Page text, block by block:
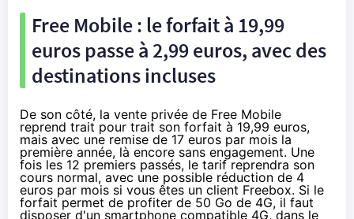
Free Mobile : le forfait à 19,99
euros passe à 2,99 euros, avec des
destinations incluses
De son côté, la vente privée de Free Mobile
reprend trait pour trait son forfait à 19,99 euros,
mais avec une remise de 17 euros par mois la
première année, là encore sans engagement. Une
fois les 12 premiers passés, le tarif reprendra son
cours normal, avec une possible réduction de 4
euros par mois si vous êtes un client Freebox. Si le
forfait permet de profiter de 50 Go de 4G, il faut
disposer d'un smartphone compatible 4G, dans le